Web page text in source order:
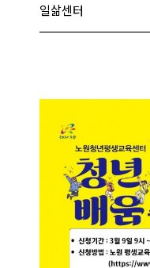
일삶센터